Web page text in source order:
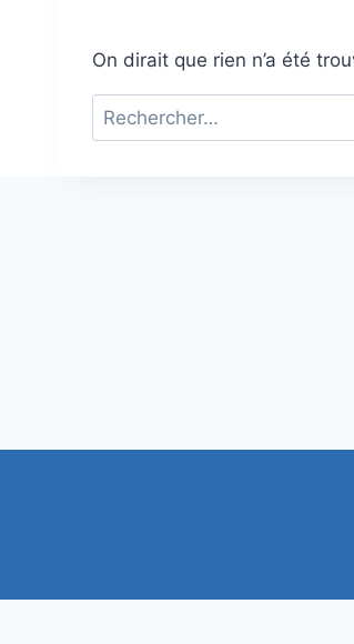
On dirait que rien n’a été
Rechercher :